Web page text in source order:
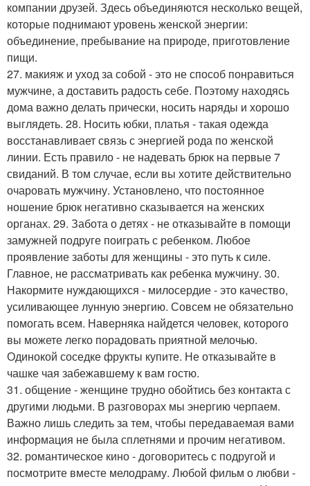
компании друзей. Здесь объединяются несколько вещей,
которые поднимают уровень женской энергии:
объединение, пребывание на природе, приготовление
пищи.
27. макияж и уход за собой - это не способ понравиться
мужчине, а доставить радость себе. Поэтому находясь
дома важно делать прически, носить наряды и хорошо
выглядеть. 28. Носить юбки, платья - такая одежда
восстанавливает связь с энергией рода по женской
линии. Есть правило - не надевать брюк на первые 7
свиданий. В том случае, если вы хотите действительно
очаровать мужчину. Установлено, что постоянное
ношение брюк негативно сказывается на женских
органах. 29. Забота о детях - не отказывайте в помощи
замужней подруге поиграть с ребенком. Любое
проявление заботы для женщины - это путь к силе.
Главное, не рассматривать как ребенка мужчину. 30.
Накормите нуждающихся - милосердие - это качество,
усиливающее лунную энергию. Совсем не обязательно
помогать всем. Наверняка найдется человек, которого
вы можете легко порадовать приятной мелочью.
Одинокой соседке фрукты купите. Не отказывайте в
чашке чая забежавшему к вам гостю.
31. общение - женщине трудно обойтись без контакта с
другими людьми. В разговорах мы энергию черпаем.
Важно лишь следить за тем, чтобы передаваемая вами
информация не была сплетнями и прочим негативом.
32. романтическое кино - договоритесь с подругой и
посмотрите вместе мелодраму. Любой фильм о любви -